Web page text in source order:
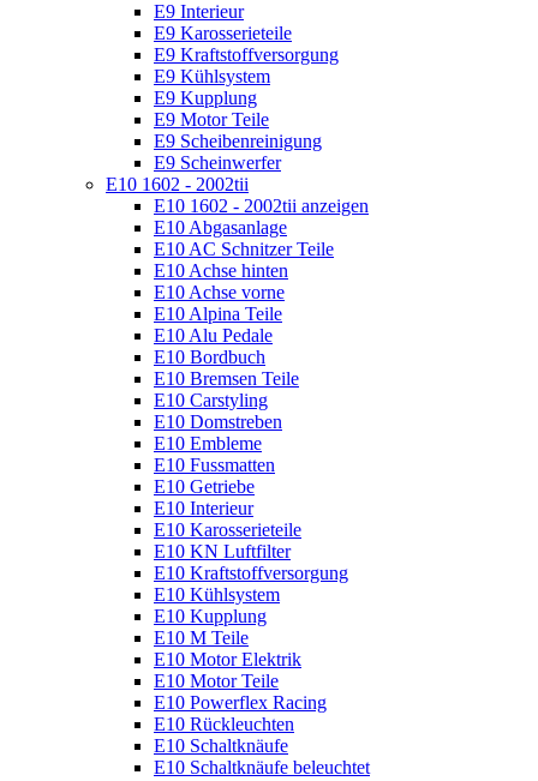
E9 Interieur
E9 Karosserieteile
E9 Kraftstoffversorgung
E9 Kühlsystem
E9 Kupplung
E9 Motor Teile
E9 Scheibenreinigung
E9 Scheinwerfer
E10 1602 - 2002tii
E10 1602 - 2002tii anzeigen
E10 Abgasanlage
E10 AC Schnitzer Teile
E10 Achse hinten
E10 Achse vorne
E10 Alpina Teile
E10 Alu Pedale
E10 Bordbuch
E10 Bremsen Teile
E10 Carstyling
E10 Domstreben
E10 Embleme
E10 Fussmatten
E10 Getriebe
E10 Interieur
E10 Karosserieteile
E10 KN Luftfilter
E10 Kraftstoffversorgung
E10 Kühlsystem
E10 Kupplung
E10 M Teile
E10 Motor Elektrik
E10 Motor Teile
E10 Powerflex Racing
E10 Rückleuchten
E10 Schaltknäufe
E10 Schaltknäufe beleuchtet